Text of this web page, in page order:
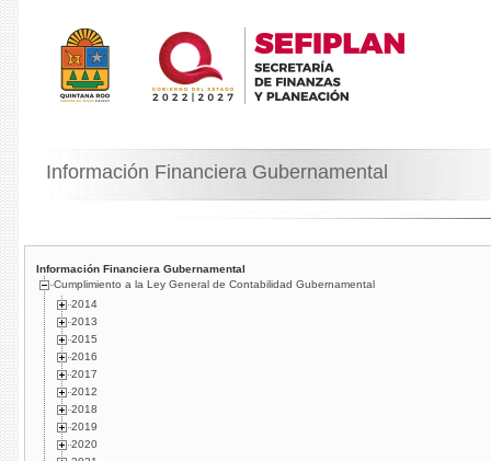
Información Financiera Gubernamental
Información Financiera Gubernamental
Cumplimiento a la Ley General de Contabilidad Gubernamental
2014
2013
2015
2016
2017
2012
2018
2019
2020